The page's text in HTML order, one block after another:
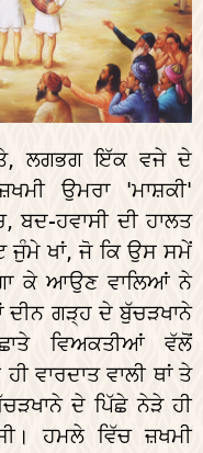
ਲਗਭਗ ਇੱਕ ਵਜੇ ਦੇ
ਉਮਰਾ 'ਮਾਸ਼ਕੀ'
ਬਦ-ਹਵਾਸੀ ਦੀ ਹਾਲਤ
ਜੁੰਮੇ ਖਾਂ, ਜੋ ਕਿ ਉਸ ਸਮੇਂ
ਕੇ ਆਉਣ ਵਾਲਿਆਂ ਨੇ
ਦੀਨ ਗੜ੍ਹ ਦੇ ਬੁੱਚੜਖਾਨੇ
ਵਿਅਕਤੀਆਂ ਵੱਲੋਂ
ਵਾਰਦਾਤ ਵਾਲੀ ਥਾਂ ਤੇ
ਦੇ ਪਿੱਛੇ ਨੇੜੇ ਹੀ
ਹਮਲੇ ਵਿੱਚ ਜ਼ਖਮੀ